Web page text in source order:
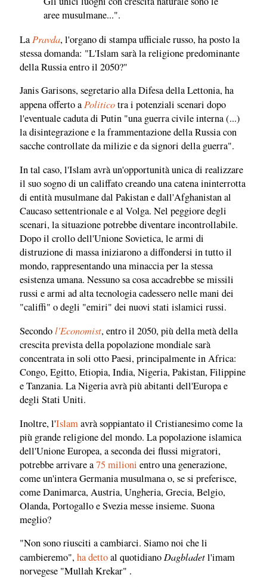
aree musulmane...".
La Pravda, l'organo di stampa ufficiale russo, ha posto la
stessa domanda: "L'Islam sarà la religione predominante
della Russia entro il 2050?"
Janis Garisons, segretario alla Difesa della Lettonia, ha
appena offerto a Politicotra i potenziali scenari dopo
l'eventuale caduta di Putin "una guerra civile interna (...)
la disintegrazione e la frammentazione della Russia con
sacche controllate da milizie e da signori della guerra".
In tal caso, l'Islam avrà un'opportunità unica di realizzare
il suo sogno di un califfato creando una catena ininterrotta
di entità musulmane dal Pakistan e dall'Afghanistan al
Caucaso settentrionale e al Volga. Nel peggiore degli
scenari, la situazione potrebbe diventare incontrollabile.
Dopo il crollo dell'Unione Sovietica, le armi di
distruzione di massa iniziarono a diffondersi in tutto il
mondo, rappresentando una minaccia per la stessa
esistenza umana. Nessuno sa cosa accadrebbe se missili
russi e armi ad alta tecnologia cadessero nelle mani dei
"califfi" ​​o degli "emiri" dei nuovi stati islamici russi.
Secondol'Economist, entro il 2050, più della metà della
crescita prevista della popolazione mondiale sarà
concentrata in soli otto Paesi, principalmente in Africa:
Congo, Egitto, Etiopia, India, Nigeria, Pakistan, Filippine
e Tanzania. La Nigeria avrà più abitanti dell'Europa e
degli Stati Uniti.
Inoltre, l'Islamavrà soppiantato il Cristianesimo come la
più grande religione del mondo. La popolazione islamica
dell'Unione Europea, a seconda dei flussi migratori,
potrebbe arrivare a75 milioni entro una generazione,
come un'intera Germania musulmana o, se si preferisce,
come Danimarca, Austria, Ungheria, Grecia, Belgio,
Olanda, Portogallo e Svezia messe insieme. Suona
meglio?
"Non sono riusciti a cambiarci. Siamo noi che li
cambieremo",ha dettoal quotidiano Dagbladetl'imam
norvegese "Mullah Krekar" .